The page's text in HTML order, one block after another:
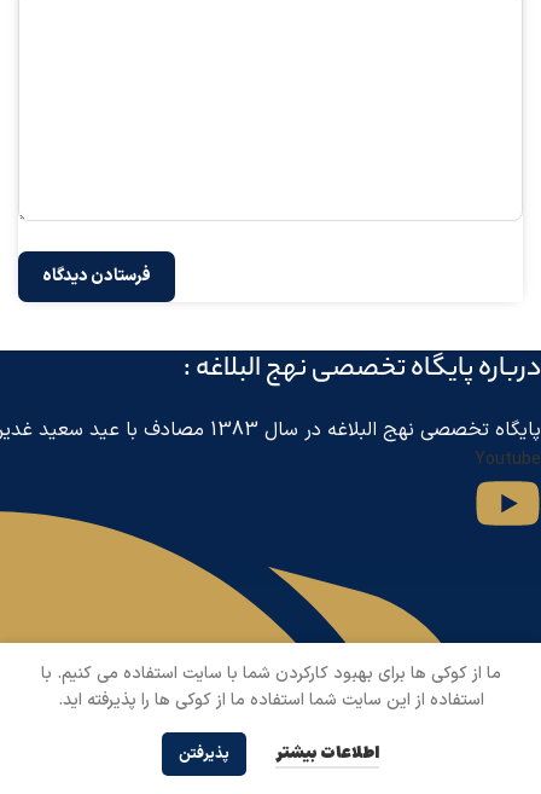
درباره پايگاه تخصصی نهج البلاغه :
پايگاه تخصصی نهج البلاغه در سال 1383 مصادف با عید سعید غدیر خم توسط مرکز جهانی اطلاع رسانی آل البیت
Youtube
ما از کوکی ها برای بهبود کارکردن شما با سایت استفاده می کنیم. با
استفاده از این سایت شما استفاده ما از کوکی ها را پذیرفته اید.
اطلاعات بیشتر پذیرفتن